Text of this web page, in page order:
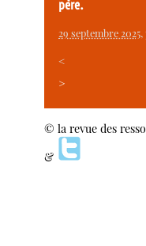
père.
29 septembre 2025
<
>
© la revue des
&